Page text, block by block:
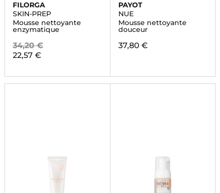
FILORGA
SKIN-PREP
Mousse nettoyante
enzymatique
34,20 €
22,57 €
PAYOT
NUE
Mousse nettoyante
douceur
37,80 €